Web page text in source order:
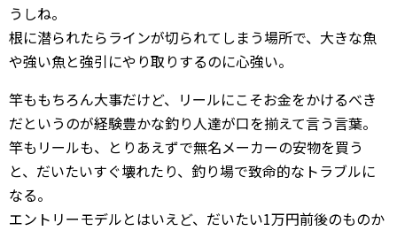
うしね。
根に潜られたらラインが切られてしまう場所で、大きな魚
や強い魚と強引にやり取りするのに心強い。
竿ももちろん大事だけど、リールにこそお金をかけるべき
だというのが経験豊かな釣り人達が口を揃えて言う言葉。
竿もリールも、とりあえずで無名メーカーの安物を買う
と、だいたいすぐ壊れたり、釣り場で致命的なトラブルに
なる。
エントリーモデルとはいえど、だいたい1万円前後のものか